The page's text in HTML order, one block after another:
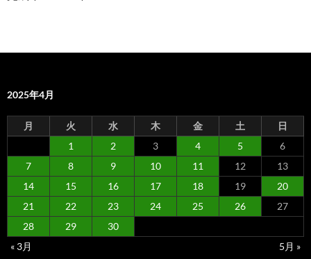
2025年4月
月 火 水 木 金 土
日
1
2 3 4 5
6
7
8 9 10 11 12
13
14
15 16 17 18 19
20
21
22 23 24 25 26
27
28
29
30
« 3月
5月 »